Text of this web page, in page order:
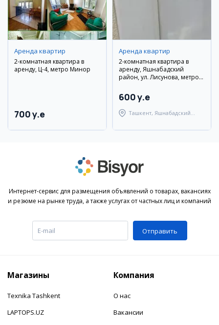
Аренда квартир
2-комнатная квартира в
аренду, Ц-4, метро Минор
700 y.e
Аренда квартир
2-комнатная квартира в
аренду, Яшнабадский
район, ул. Лисунова, метро
600 y.e
Ташкент, Яшнабадский
Интернет-сервис для размещения объявлений о товарах, вакансиях
и резюме на рынке труда, а также услугах от частных лиц и компаний
Отправить
Магазины
Texnika Tashkent
LAPTOPS.UZ
Компания
О нас
Вакансии